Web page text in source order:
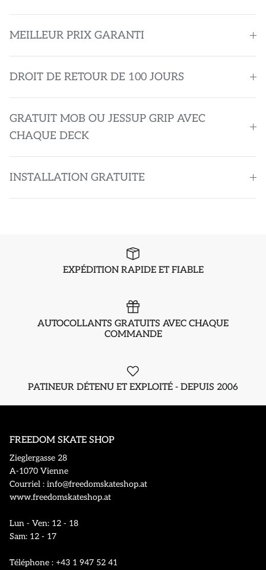
MEILLEUR PRIX GARANTI
DROIT DE RETOUR DE 100 JOURS
GRATUIT MOB OU JESSUP GRIP AVEC
CHAQUE DECK
INSTALLATION GRATUITE
EXPÉDITION RAPIDE ET FIABLE
AUTOCOLLANTS GRATUITS AVEC CHAQUE
COMMANDE
PATINEUR DÉTENU ET EXPLOITÉ - DEPUIS 2006
FREEDOM SKATE SHOP
Zieglergasse 28
A-1070 Vienne
Courriel : info@freedomskateshop.at
www.freedomskateshop.at
Lun - Ven: 12 - 18
Sam: 12 - 17
Téléphone : +43 1 947 52 41